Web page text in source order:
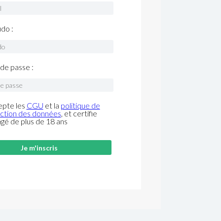
:
passe :
les CGU et la politique de
des données, et certifie
de plus de 18 ans